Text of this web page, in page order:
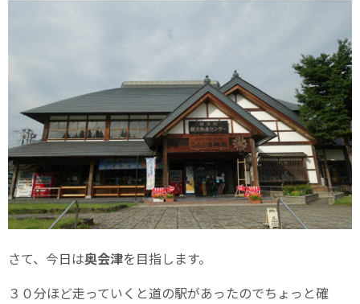
さて、今日は奥会津を目指します。
３０分ほど走っていくと道の駅があったのでちょっと確